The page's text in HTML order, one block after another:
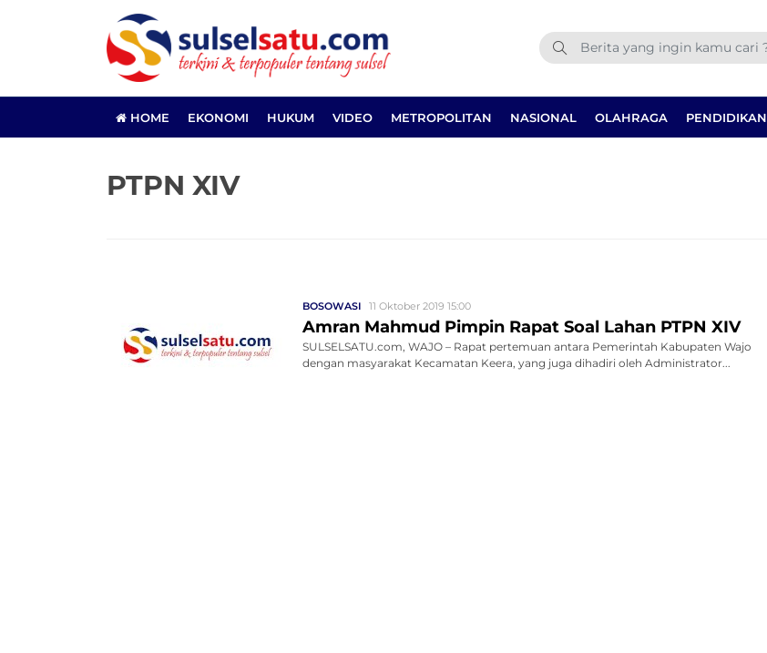
HOME EKONOMI HUKUM VIDEO METROPOLITAN NASIONAL OLAHRAGA PENDIDIKAN
PTPN XIV
BOSOWASI 11 Oktober 2019 15:00
Amran Mahmud Pimpin Rapat Soal Lahan PTPN XIV
SULSELSATU.com, WAJO – Rapat pertemuan antara Pemerintah Kabupaten Wajo
dengan masyarakat Kecamatan Keera, yang juga dihadiri oleh Administrator...